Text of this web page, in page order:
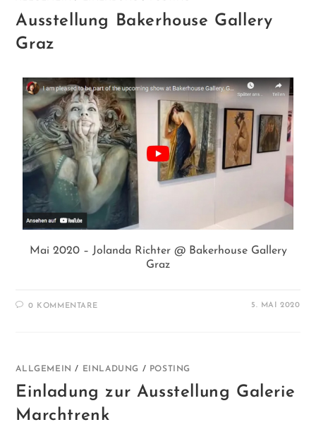
Ausstellung Bakerhouse Gallery
Graz
Mai 2020 – Jolanda Richter @ Bakerhouse Gallery
Graz
0 KOMMENTARE 5. MAI 2020
ALLGEMEIN / EINLADUNG / POSTING
Einladung zur Ausstellung Galerie
Marchtrenk